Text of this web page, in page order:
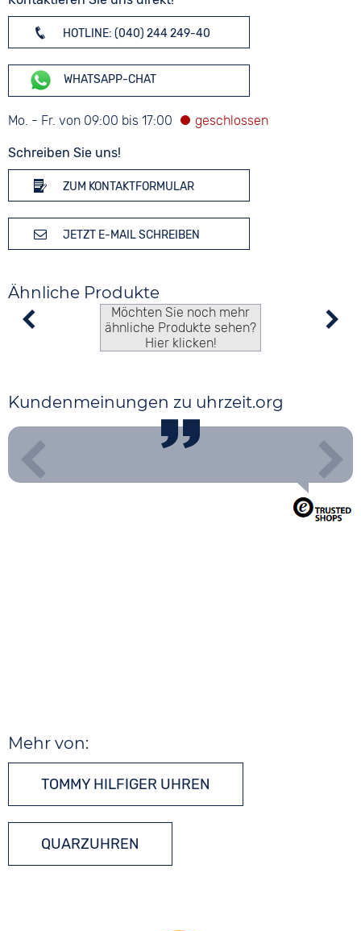
HOTLINE: (040) 244 249-40
WHATSAPP-CHAT
Mo. - Fr. von 09:00 bis 17:00
Schreiben Sie uns!
ZUM KONTAKTFORMULAR
JETZT E-MAIL SCHREIBEN
Ähnliche Produkte
Möchten Sie noch mehr
ähnliche Produkte sehen?
Hier klicken!
Kundenmeinungen zu uhrzeit.org
Mehr von:
TOMMY HILFIGER UHREN
QUARZUHREN